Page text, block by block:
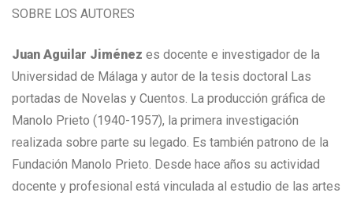
SOBRE LOS AUTORES
Juan Aguilar Jiménez es docente e investigador de la
Universidad de Málaga y autor de la tesis doctoral Las
portadas de Novelas y Cuentos. La producción gráfica de
Manolo Prieto (1940-1957), la primera investigación
realizada sobre parte su legado. Es también patrono de la
Fundación Manolo Prieto. Desde hace años su actividad
docente y profesional está vinculada al estudio de las artes